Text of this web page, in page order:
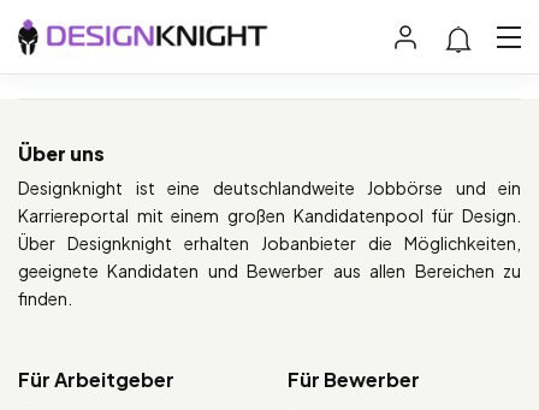
Über uns
Designknight ist eine deutschlandweite Jobbörse und ein
Karriereportal mit einem großen Kandidatenpool für Design.
Über Designknight erhalten Jobanbieter die Möglichkeiten,
geeignete Kandidaten und Bewerber aus allen Bereichen zu
finden.
Für Arbeitgeber Für Bewerber